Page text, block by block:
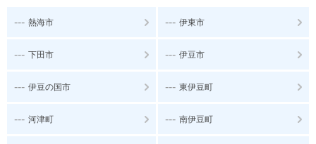
--- 熱海市 --- 伊東市
--- 下田市 --- 伊豆市
--- 伊豆の国市 --- 東伊豆町
--- 河津町 --- 南伊豆町